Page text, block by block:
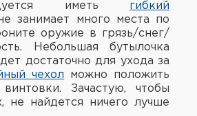
иметь гибкий
занимает много места по
оружие в грязь/снег/
Небольшая бутылочка
достаточно для ухода за
чехол можно положить
Зачастую, чтобы
не найдется ничего лучше